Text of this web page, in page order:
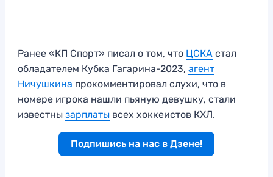
Ранее «КП Спорт» писал о том, что ЦСКА стал
обладателем Кубка Гагарина-2023, агент
Ничушкина прокомментировал слухи, что в
номере игрока нашли пьяную девушку, стали
известны зарплаты всех хоккеистов КХЛ.
Подпишись на нас в Дзене!